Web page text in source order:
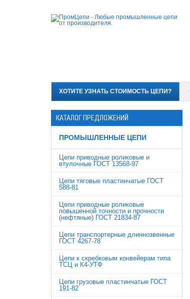
ХОТИТЕ УЗНАТЬ СТОИМОСТЬ ЦЕПИ?
КАТАЛОГ ПРЕДЛОЖЕНИЙ
ПРОМЫШЛЕННЫЕ ЦЕПИ
Цепи приводные роликовые и
втулочные ГОСТ 13568-97
Цепи тяговые пластинчатые ГОСТ
588-81
Цепи приводные роликовые
повышенной точности и прочности
(нефтяные) ГОСТ 21834-87
Цепи транспортерные длиннозвенные
ГОСТ 4267-78
Цепи к скребковым конвейерам типа
ТСЦ и К4-УТФ
Цепи грузовые пластинчатые ГОСТ
191-82